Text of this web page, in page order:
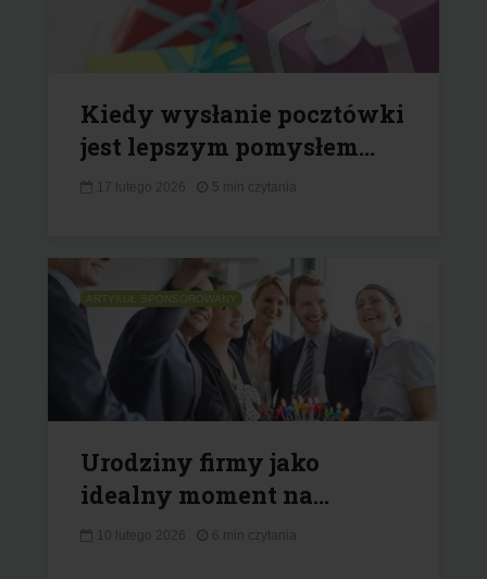
Kiedy wysłanie pocztówki
jest lepszym pomysłem...
17 lutego 2026 5 min czytania
ARTYKUŁ SPONSOROWANY
Urodziny firmy jako
idealny moment na...
10 lutego 2026 6 min czytania